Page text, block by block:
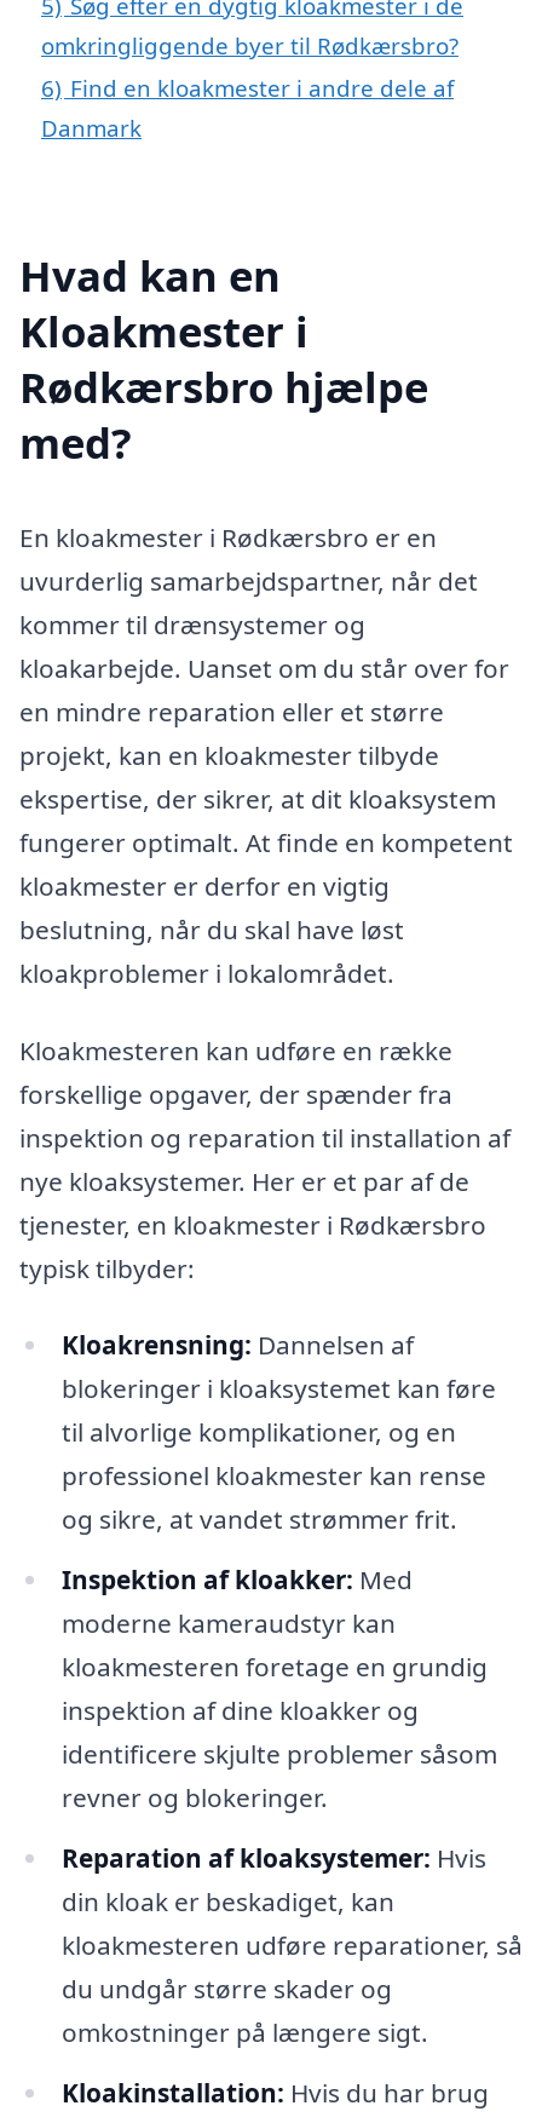
omkringliggende byer til Rødkærsbro?
6) Find en kloakmester i andre dele af
Danmark
Hvad kan en
Kloakmester i
Rødkærsbro hjælpe
med?
En kloakmester i Rødkærsbro er en
uvurderlig samarbejdspartner, når det
kommer til drænsystemer og
kloakarbejde. Uanset om du står over for
en mindre reparation eller et større
projekt, kan en kloakmester tilbyde
ekspertise, der sikrer, at dit kloaksystem
fungerer optimalt. At finde en kompetent
kloakmester er derfor en vigtig
beslutning, når du skal have løst
kloakproblemer i lokalområdet.
Kloakmesteren kan udføre en række
forskellige opgaver, der spænder fra
inspektion og reparation til installation af
nye kloaksystemer. Her er et par af de
tjenester, en kloakmester i Rødkærsbro
typisk tilbyder:
Kloakrensning: Dannelsen af
blokeringer i kloaksystemet kan føre
til alvorlige komplikationer, og en
professionel kloakmester kan rense
og sikre, at vandet strømmer frit.
Inspektion af kloakker: Med
moderne kameraudstyr kan
kloakmesteren foretage en grundig
inspektion af dine kloakker og
identificere skjulte problemer såsom
revner og blokeringer.
Reparation af kloaksystemer: Hvis
din kloak er beskadiget, kan
kloakmesteren udføre reparationer, så
du undgår større skader og
omkostninger på længere sigt.
Kloakinstallation: Hvis du har brug